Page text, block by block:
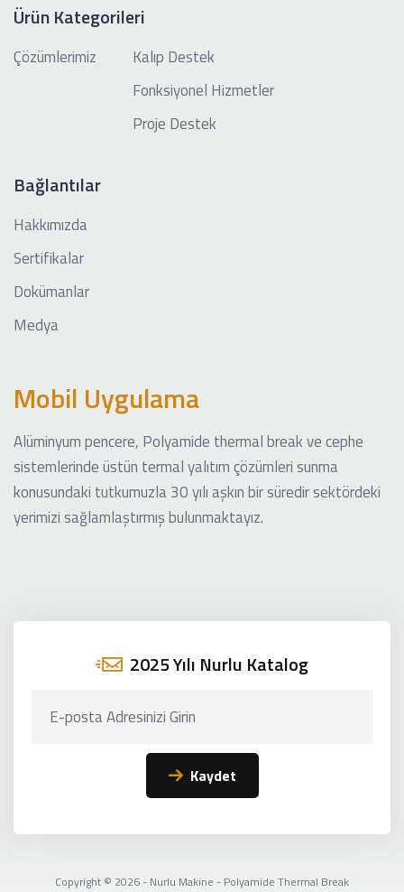
Ürün Kategorileri
Çözümlerimiz
Kalıp Destek
Fonksiyonel Hizmetler
Proje Destek
Bağlantılar
Hakkımızda
Sertifikalar
Dokümanlar
Medya
Mobil Uygulama
Alüminyum pencere, Polyamide thermal break ve cephe
sistemlerinde üstün termal yalıtım çözümleri sunma
konusundaki tutkumuzla 30 yılı aşkın bir süredir sektördeki
yerimizi sağlamlaştırmış bulunmaktayız.
2025 Yılı Nurlu Katalog
Kaydet
Copyright © 2026 - Nurlu Makine - Polyamide Thermal Break